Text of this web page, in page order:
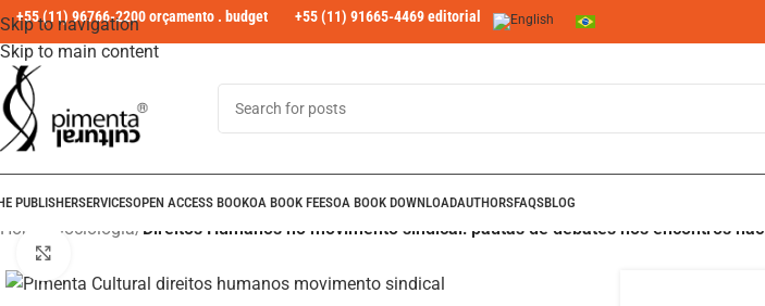
Skip to navigation
Skip to main content
+55 (11) 96766-2200 orçamento . budget +55 (11) 91665-4469 editorial
PUBLISHERSERVICESOPEN ACCESS BOOKOA BOOK FEESOA BOOK DOWNLOADAUTHORSFAQSBLOG
Home Sociologia/ Direitos Humanos no movimento sindical: pautas de debates nos encontros